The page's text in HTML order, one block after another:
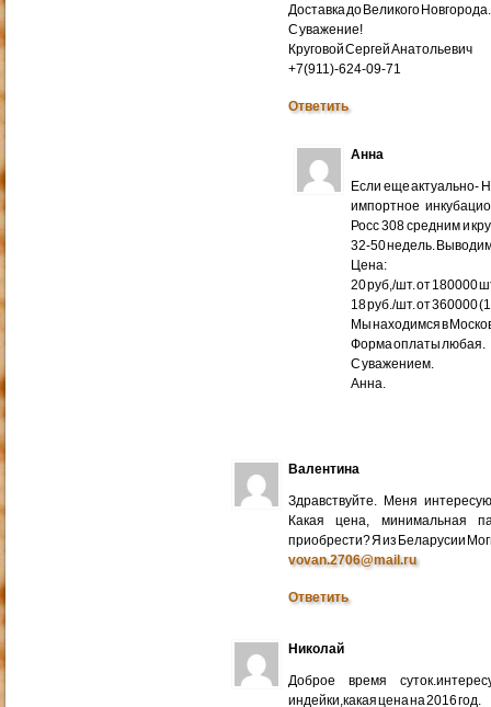
Доставка до Великого Новгорода.
С уважение!
Круговой Сергей Анатольевич
+7(911)-624-09-71
Ответить
Анна
Если еще актуально-
импортное
Росс 308 средним и
32-50 недель.
Цена:
20 руб,/шт. от 180000
18 руб./шт. от 360000
Мы находимся в
Форма оплаты любая.
С уважением.
Анна.
Валентина
Здравствуйте. Меня
Какая цена, минимальная
приобрести? Я из Беларусии
vovan.2706@mail.ru
Ответить
Николай
Доброе время
индейки,какая цена на 2016 год.